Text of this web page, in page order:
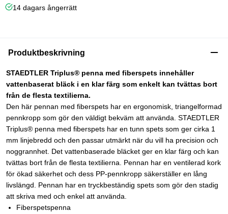
14 dagars ångerrätt
Produktbeskrivning
STAEDTLER Triplus® penna med fiberspets innehåller
vattenbaserat bläck i en klar färg som enkelt kan tvättas bort
från de flesta textilierna.
Den här pennan med fiberspets har en ergonomisk, triangelformad
pennkropp som gör den väldigt bekväm att använda. STAEDTLER
Triplus® penna med fiberspets har en tunn spets som ger cirka 1
mm linjebredd och den passar utmärkt när du vill ha precision och
noggrannhet. Det vattenbaserade bläcket ger en klar färg och kan
tvättas bort från de flesta textilierna. Pennan har en ventilerad kork
för ökad säkerhet och dess PP-pennkropp säkerställer en lång
livslängd. Pennan har en tryckbeständig spets som gör den stadig
att skriva med och enkel att använda.
Fiberspetspenna